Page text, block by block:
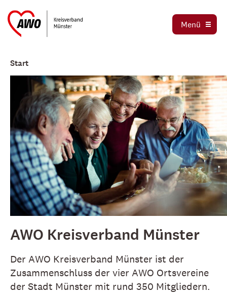
Menü
Ortsvereine
Start
AWO Kreisverband Münster
Der AWO Kreisverband Münster ist der
Zusammenschluss der vier AWO Ortsvereine
der Stadt Münster mit rund 350 Mitgliedern.